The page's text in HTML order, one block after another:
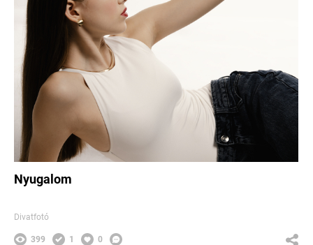
Nyugalom
Divatfotó
399 1 0